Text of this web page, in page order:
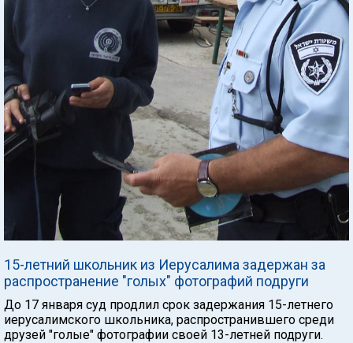
15-летний школьник из Иерусалима задержан за
распространение "голых" фотографий подруги
До 17 января суд продлил срок задержания 15-летнего
иерусалимского школьника, распространившего среди
друзей "голые" фотографии своей 13-летней подруги.